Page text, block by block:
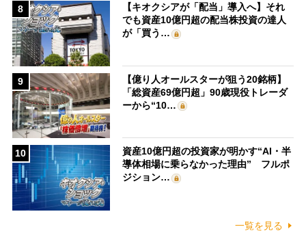
8
【キオクシアが「配当」導入へ】それ
でも資産10億円超の配当株投資の達人
が「買う…
9
【億り人オールスターが狙う20銘柄】
「総資産69億円超」90歳現役トレーダ
ーから“10…
10
資産10億円超の投資家が明かす“AI・半
導体相場に乗らなかった理由” フルポ
ジション…
一覧を見る